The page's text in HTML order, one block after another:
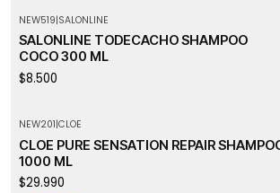
NEW519|SALONLINE
SALONLINE TODECACHO SHAMPOO
COCO 300 ML
$8.500
NEW201|CLOE
CLOE PURE SENSATION REPAIR
1000 ML
$29.990